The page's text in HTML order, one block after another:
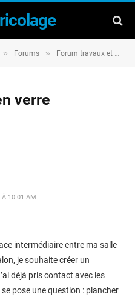
» Forums » Forum travaux et rénovation
verre
À 10:01 AM
intermédiaire entre ma salle
je souhaite créer un
déjà pris contact avec les
pose une question : plancher